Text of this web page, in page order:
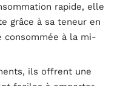
rapide, elle
grâce à sa teneur en
consommée à la mi-
ils offrent une